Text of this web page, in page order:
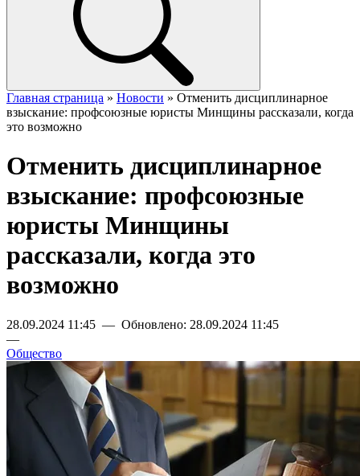
Главная страница » Новости » Отменить дисциплинарное
взыскание: профсоюзные юристы Минщины рассказали, когда
это возможно
Отменить дисциплинарное
взыскание: профсоюзные
юристы Минщины
рассказали, когда это
возможно
28.09.2024 11:45 — Обновлено: 28.09.2024 11:45
—
Общество